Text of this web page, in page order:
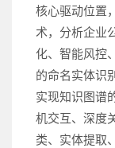
核心驱动位置
术，分析企业
化、智能风控
的命名实体识
实现知识图谱
机交互、深度
类、实体提取